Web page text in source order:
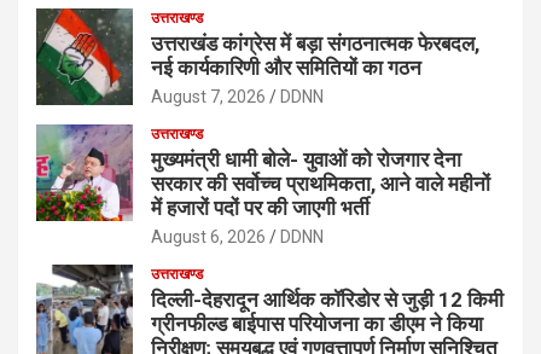
उत्तराखण्ड
उत्तराखंड कांग्रेस में बड़ा संगठनात्मक फेरबदल,
नई कार्यकारिणी और समितियों का गठन
August 7, 2026 DDNN
उत्तराखण्ड
मुख्यमंत्री धामी बोले- युवाओं को रोजगार देना
सरकार की सर्वोच्च प्राथमिकता, आने वाले महीनों
में हजारों पदों पर की जाएगी भर्ती
August 6, 2026 DDNN
उत्तराखण्ड
दिल्ली-देहरादून आर्थिक कॉरिडोर से जुड़ी 12 किमी
ग्रीनफील्ड बाईपास परियोजना का डीएम ने किया
निरीक्षण; समयबद्ध एवं गुणवत्तापूर्ण निर्माण सुनिश्चित